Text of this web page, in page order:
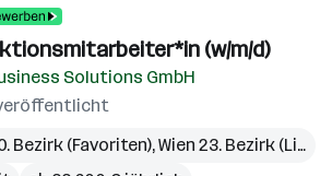
(w/m/d)
Solutions GmbH
Bezirk (Favoriten),Wien 23. Bezirk (Liesing)